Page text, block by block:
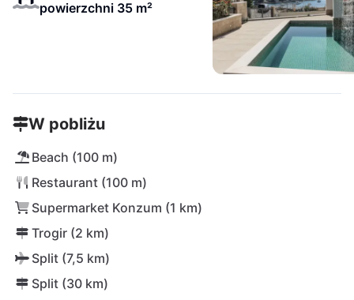
powierzchni 35 m²
W pobliżu
Beach (100 m)
Restaurant (100 m)
Supermarket Konzum (1 km)
Trogir (2 km)
Split (7,5 km)
Split (30 km)